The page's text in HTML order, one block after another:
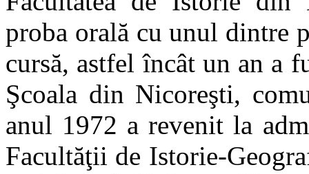
proba orală cu unul dintre
cursă, astfel încât un an a
Şcoala din Nicoreşti,
anul 1972 a revenit la
Facultăţii de Istorie-